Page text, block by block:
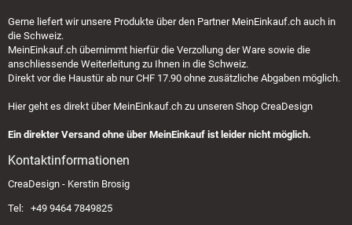
Gerne liefert wir unsere Produkte über den Partner MeinEinkauf.ch auch in
die Schweiz.
MeinEinkauf.ch übernimmt hierfür die Verzollung der Ware sowie die
anschliessende Weiterleitung zu Ihnen in die Schweiz.
Direkt vor die Haustür ab nur CHF 17.90 ohne zusätzliche Abgaben möglich.
Hier geht es direkt über MeinEinkauf.ch zu unseren Shop CreaDesign
Ein direkter Versand ohne über MeinEinkauf ist leider nicht möglich.
Kontaktinformationen
CreaDesign - Kerstin Brosig
Tel: +49 9464 7849825